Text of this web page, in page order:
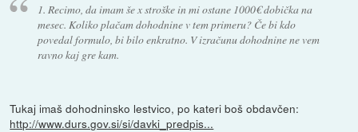
1. Recimo, da imam še x stroške in mi ostane 1000€ dobička na
mesec. Koliko plačam dohodnine v tem primeru? Če bi kdo
povedal formulo, bi bilo enkratno. V izračunu dohodnine ne vem
ravno kaj gre kam.
Tukaj imaš dohodninsko lestvico, po kateri boš obdavčen:
http://www.durs.gov.si/si/davki_predpis...